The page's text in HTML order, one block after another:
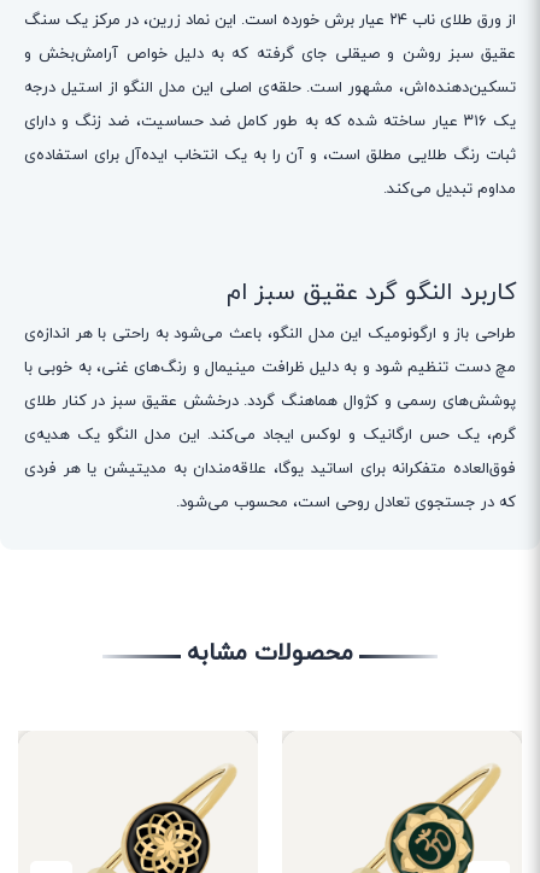
از ورق طلای ناب ۲۴ عیار برش خورده است. این نماد زرین، در مرکز یک سنگ
عقیق سبز روشن و صیقلی جای گرفته که به دلیل خواص آرامش‌بخش و
تسکین‌دهنده‌اش، مشهور است. حلقه‌ی اصلی این مدل النگو از استیل درجه
یک ۳۱۶ عیار ساخته شده که به طور کامل ضد حساسیت، ضد زنگ و دارای
ثبات رنگ طلایی مطلق است، و آن را به یک انتخاب ایده‌آل برای استفاده‌ی
مداوم تبدیل می‌کند.
کاربرد النگو گرد عقیق سبز ام
طراحی باز و ارگونومیک این مدل النگو، باعث می‌شود به راحتی با هر اندازه‌ی
مچ دست تنظیم شود و به دلیل ظرافت مینیمال و رنگ‌های غنی، به خوبی با
پوشش‌های رسمی و کژوال هماهنگ گردد. درخشش عقیق سبز در کنار طلای
گرم، یک حس ارگانیک و لوکس ایجاد می‌کند. این مدل النگو یک هدیه‌ی
فوق‌العاده متفکرانه برای اساتید یوگا، علاقه‌مندان به مدیتیشن یا هر فردی
که در جستجوی تعادل روحی است، محسوب می‌شود.
محصولات مشابه